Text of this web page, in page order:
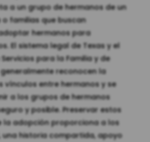
a un grupo de hermanos de un
familias que buscan
hermanos para
El sistema legal de Texas y el
para la Familia y de
generalmente reconocen la
vínculos entre hermanos y se
a los grupos de hermanos
y posible. Preservar estos
la adopción proporciona a los
una historia compartida, apoyo